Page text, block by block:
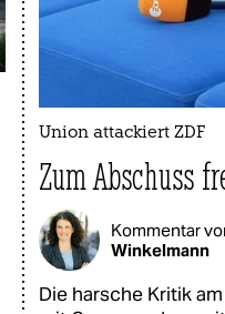
Union attackiert ZDF
Zum Abschuss
Kommentar
Winkelmann
Die harsche Kritik